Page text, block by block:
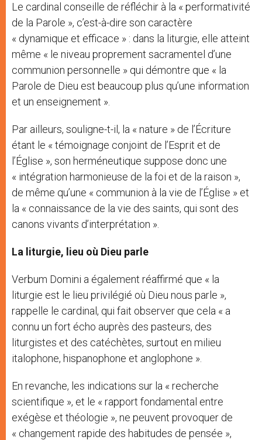
Le cardinal conseille de réfléchir à la « performativité
de la Parole », c’est-à-dire son caractère
« dynamique et efficace » : dans la liturgie, elle atteint
même « le niveau proprement sacramentel d’une
communion personnelle » qui démontre que « la
Parole de Dieu est beaucoup plus qu’une information
et un enseignement ».
Par ailleurs, souligne-t-il, la « nature » de l’Écriture
étant le « témoignage conjoint de l’Esprit et de
l’Église », son herméneutique suppose donc une
« intégration harmonieuse de la foi et de la raison »,
de même qu’une « communion à la vie de l’Église » et
la « connaissance de la vie des saints, qui sont des
canons vivants d’interprétation ».
La liturgie, lieu où Dieu parle
Verbum Domini a également réaffirmé que « la
liturgie est le lieu privilégié où Dieu nous parle »,
rappelle le cardinal, qui fait observer que cela « a
connu un fort écho auprès des pasteurs, des
liturgistes et des catéchètes, surtout en milieu
italophone, hispanophone et anglophone ».
En revanche, les indications sur la « recherche
scientifique », et le « rapport fondamental entre
exégèse et théologie », ne peuvent provoquer de
« changement rapide des habitudes de pensée »,